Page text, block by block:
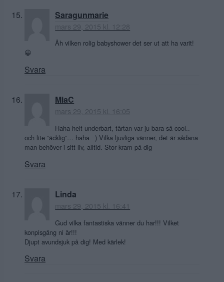
Saragunmarie
mars 29, 2015 kl. 12:28
Åh vilken rolig babyshower det ser ut att ha varit!
😀
Svara
MiaC
mars 29, 2015 kl. 16:05
Haha helt underbart, tårtan var ju bara så cool..
och lite ”äcklig”… haha =) Vilka ljuvliga vänner, det är sådana
man behöver i sitt liv, alltid. Stor kram på dig
Svara
Linda
mars 29, 2015 kl. 16:41
Gud vilka fantastiska vänner du har!!! Vilket
konpisgäng ni är!!!
Djupt avundsjuk på dig! Med kärlek!
Svara